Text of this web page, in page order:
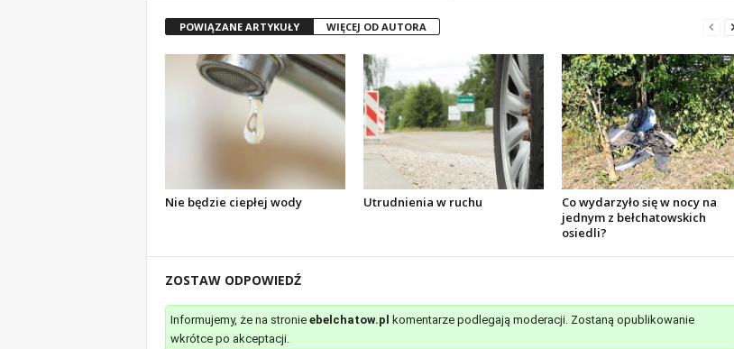
POWIĄZANE ARTYKUŁY WIĘCEJ OD AUTORA
Nie będzie ciepłej wody Utrudnienia w ruchu
Co wydarzyło się w nocy na
jednym z bełchatowskich
osiedli?
ZOSTAW ODPOWIEDŹ
Informujemy, że na stronie ebelchatow.pl
komentarze podlegają moderacji. Zostaną opublikowanie
wkrótce po akceptacji.